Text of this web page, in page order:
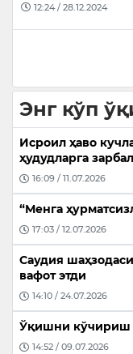
12:24 / 28.12.2024
Энг кўп
Исроил ҳаво
ҳудудларга
16:09 / 11.07.2026
“Менга
17:03 / 12.07.2026
Саудия
вафот этди
14:10 / 24.07.2026
Ўқишни кўчириш
14:52 / 09.07.2026